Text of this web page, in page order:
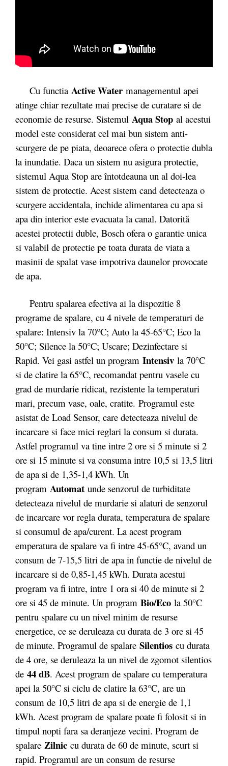
Cu functia Active Water managementul apei
atinge chiar rezultate mai precise de curatare si de
economie de resurse. Sistemul Aqua Stop al acestui
model este considerat cel mai bun sistem anti-
scurgere de pe piata, deoarece ofera o protectie dubla
la inundatie. Daca un sistem nu asigura protectie,
sistemul Aqua Stop are întotdeauna un al doi-lea
sistem de protectie. Acest sistem cand detecteaza o
scurgere accidentala, inchide alimentarea cu apa si
apa din interior este evacuata la canal. Datorită
acestei protectii duble, Bosch ofera o garantie unica
si valabil de protectie pe toata durata de viata a
masinii de spalat vase impotriva daunelor provocate
de apa.
Pentru spalarea efectiva ai la dispozitie 8
programe de spalare, cu 4 nivele de temperaturi de
spalare: Intensiv la 70°C; Auto la 45-65°C; Eco la
50°C; Silence la 50°C; Uscare; Dezinfectare si
Rapid. Vei gasi astfel un program Intensiv la 70°C
si de clatire la 65°C, recomandat pentru vasele cu
grad de murdarie ridicat, rezistente la temperaturi
mari, precum vase, oale, cratite. Programul este
asistat de Load Sensor, care detecteaza nivelul de
incarcare si face mici reglari la consum si durata.
Astfel programul va tine intre 2 ore si 5 minute si 2
ore si 15 minute si va consuma intre 10,5 si 13,5 litri
de apa si de 1,35-1,4 kWh. Un
program Automat unde senzorul de turbiditate
detecteaza nivelul de murdarie si alaturi de senzorul
de incarcare vor regla durata, temperatura de spalare
si consumul de apa/curent. La acest program
emperatura de spalare va fi intre 45-65°C, avand un
consum de 7-15,5 litri de apa in functie de nivelul de
incarcare si de 0,85-1,45 kWh. Durata acestui
program va fi intre, intre 1 ora si 40 de minute si 2
ore si 45 de minute. Un program Bio/Eco la 50°C
pentru spalare cu un nivel minim de resurse
energetice, ce se deruleaza cu durata de 3 ore si 45
de minute. Programul de spalare Silentios cu durata
de 4 ore, se deruleaza la un nivel de zgomot silentios
de 44 dB. Acest program de spalare cu temperatura
apei la 50°C si ciclu de clatire la 63°C, are un
consum de 10,5 litri de apa si de energie de 1,1
kWh. Acest program de spalare poate fi folosit si in
timpul nopti fara sa deranjeze vecini. Program de
spalare Zilnic cu durata de 60 de minute, scurt si
rapid. Programul are un consum de resurse